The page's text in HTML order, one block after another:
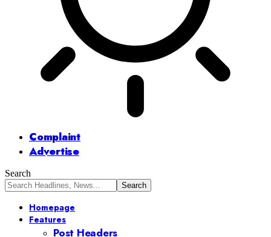
Complaint
Advertise
Search
Homepage
Features
Post Headers